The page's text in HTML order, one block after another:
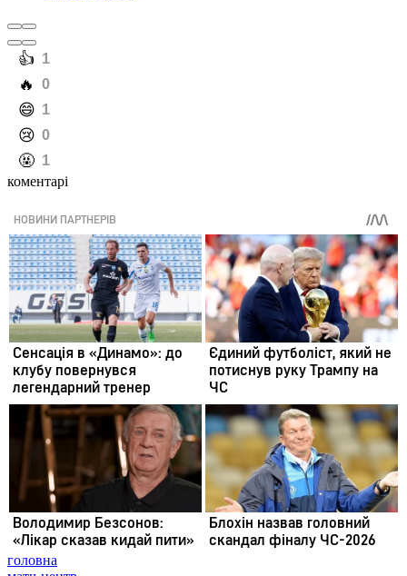
️👍 1
️🔥 0
️😄 1
️😢 0
️🤬 1
коментарі
головна